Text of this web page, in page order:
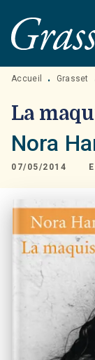
MENU
PIED DE PAGE
Accueil • Grasset
La
Nora
07/05/2014